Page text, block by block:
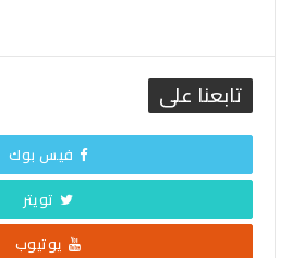
تابعنا على
فيس بوك
تويتر
يوتيوب